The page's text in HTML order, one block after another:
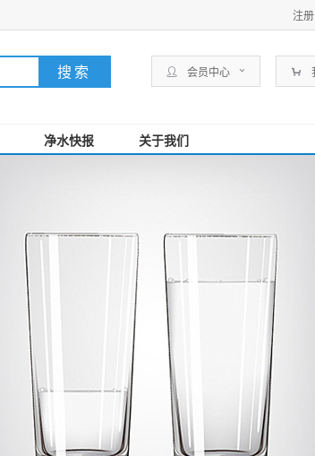
注册
会员中心
净水快报 关于我们